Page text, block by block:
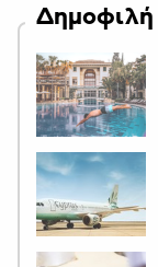
Δημοφιλή